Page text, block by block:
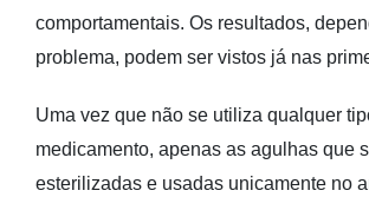
comportamentais. Os resultados,
problema, podem ser vistos já nas
Uma vez que não se utiliza qualquer
medicamento, apenas as agulhas que
esterilizadas e usadas unicamente no